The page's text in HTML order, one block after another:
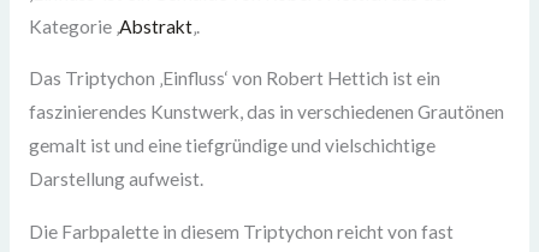
Kategorie ‚Abstrakt‚.
Das Triptychon ‚Einfluss‘ von Robert Hettich ist ein
faszinierendes Kunstwerk, das in verschiedenen Grautönen
gemalt ist und eine tiefgründige und vielschichtige
Darstellung aufweist.
Die Farbpalette in diesem Triptychon reicht von fast